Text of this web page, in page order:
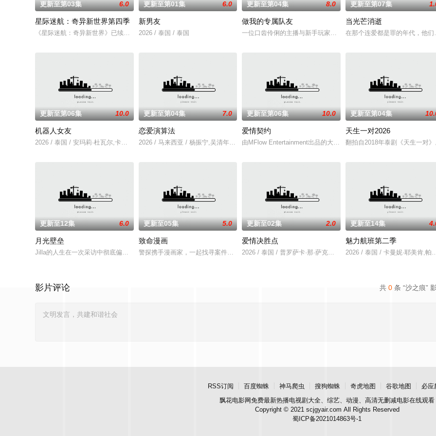
更新至第03集 6.0
星际迷航：奇异新世界第四季
《星际迷航：奇异新世界》已续订第四季。
更新至第01集 6.0
新男友
2026 / 泰国 / 泰国
更新至第04集 8.0
做我的专属队友
一位口齿伶俐的主播与新手玩家！顶级主播Thi追捕神秘玩家Zo，后
更新至第07集
当光芒消逝
在那个连爱都是罪的年代，他
更新至第06集 10.0
机器人女友
2026 / 泰国 / 安玛莉·杜瓦尔,卡薇萨拉·辛普洛
更新至第04集 7.0
恋爱演算法
2026 / 马来西亚 / 杨振宁,吴清年,美好,林绿,舒森
更新至第06集 10.0
爱情契约
由MFlow Entertainment出品的大型剧集《KNOT The Series》承诺
更新至第04集
天生一对2026
翻拍自2018年泰剧《天生一对》
更新至12集 6.0
月光壁垒
Jilla的人生在一次采访中彻底偏离了轨道，她采访的对象是泰国著名房地产集团继承人Khae-arun。表面看来，Khae-arun堪称完美：
更新至05集 5.0
致命漫画
警探携手漫画家，一起找寻案件真相，冲破新闻的步步紧逼。
更新至02集 2.0
爱情决胜点
2026 / 泰国 / 普罗萨卡·那·萨克那空,克里塔农·安查纳南,哈里·奇瓦嘎
更新至14集
魅力航班第二季
2026 / 泰国 / 卡曼妮·耶美肯,帕
共 0 条 “沙之痕”
影片评论
RSS订阅 百度蜘蛛 神马爬虫 搜狗蜘蛛 奇虎地图 谷歌地图
必应
飘花电影网免费最新热播电视剧大全、综艺、动漫、高清无删减电影在线观看
Copyright © 2021 scjgyair.com All Rights Reserved
蜀ICP备2021014863号-1